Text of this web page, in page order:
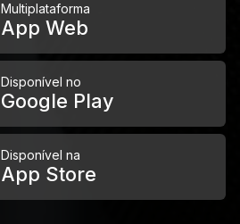
Multiplataforma
App Web
Disponível no
Google Play
Disponível na
App Store